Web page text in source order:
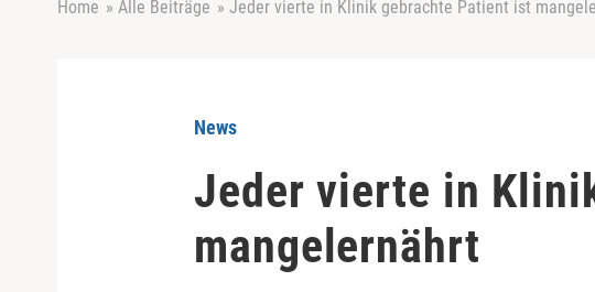
Home » Alle Beiträge » Jeder vierte in Klinik gebrachte Patient ist
News
Jeder vierte in
mangelernährt